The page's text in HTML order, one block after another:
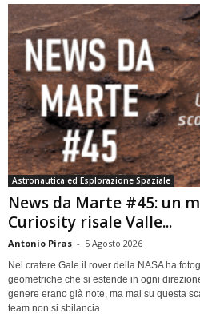
Astronautica ed Esplorazione Spaziale
News da Marte #45: un
Curiosity risale Valle...
Antonio Piras - 5 Agosto 2026
Nel cratere Gale il rover della NASA ha
geometriche che si estende in ogni
genere erano già note, ma mai su questa
team non si sbilancia.